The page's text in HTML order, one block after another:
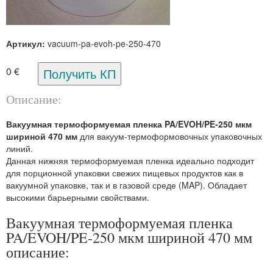
Артикул: vacuum-pa-evoh-pe-250-470
0 €
Описание:
Вакуумная термоформуемая пленка PA/EVOH/PE-250 мкм
шириной 470 мм для вакуум-термоформовочных упаковочных
линий.
Данная нижняя термоформуемая пленка идеально подходит
для порционной упаковки свежих пищевых продуктов как в
вакуумной упаковке, так и в газовой среде (MAP). Обладает
высокими барьерными свойствами.
Вакуумная термоформуемая пленка
PA/EVOH/PE-250 мкм шириной 470 мм
описание: